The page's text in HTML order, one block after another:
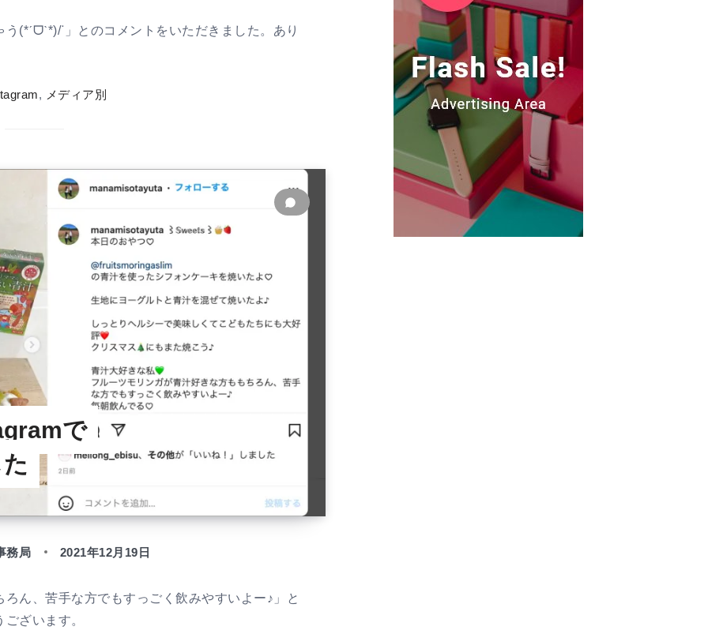
(*ˊᗜˋ*)/ᐝ」とのコメントをいただきました。あり
, メディア別
で
務局 2021年12月19日
ん、苦手な方でもすっごく飲みやすいよー♪」と
ざいます。